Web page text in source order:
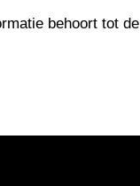
behoort tot